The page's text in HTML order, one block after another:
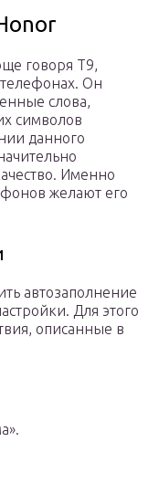
говоря Т9,
Он
слова,
символов
данного
Именно
желают его
автозаполнение
Для этого
описанные в